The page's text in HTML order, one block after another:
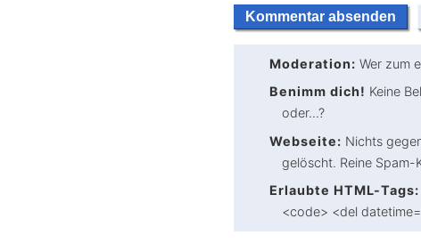
Moderation: Wer zum
Benimm dich! Keine
oder...?
Webseite: Nichts
gelöscht. Reine Spam-
Erlaubte HTML-Tags:
<code> <del